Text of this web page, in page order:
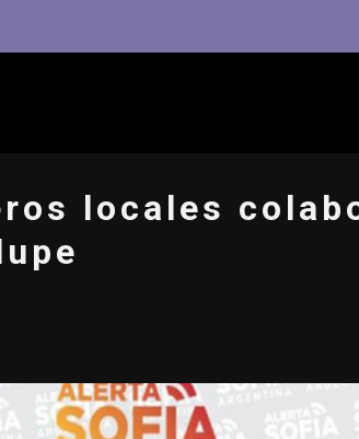
locales